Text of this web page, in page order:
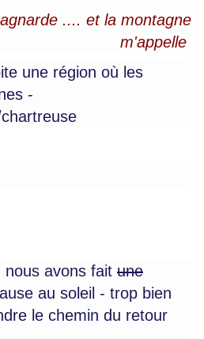
.... et la montagne
m'appelle
une région où les
-
avons fait une
au soleil - trop bien
le chemin du retour